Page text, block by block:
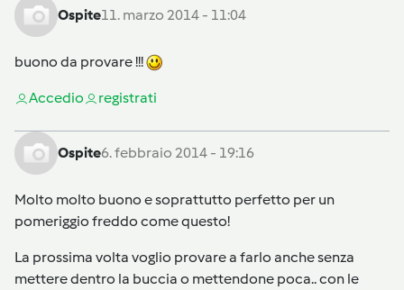
Ospite11. marzo 2014 - 11:04
buono da provare !!!
Accedio registrati
Ospite6. febbraio 2014 - 19:16
Molto molto buono e soprattutto perfetto per un
pomeriggio freddo come questo!
La prossima volta voglio provare a farlo anche senza
mettere dentro la buccia o mettendone poca.. con le